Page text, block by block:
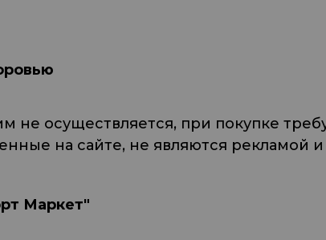
не осуществляется, при покупке
на сайте, не являются рекламой и
Маркет"